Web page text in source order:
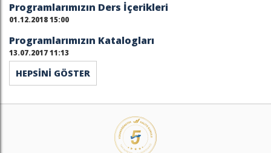
Programlarımızın Ders İçerikleri
01.12.2018 15:00
Programlarımızın Katalogları
13.07.2017 11:13
HEPSİNİ GÖSTER